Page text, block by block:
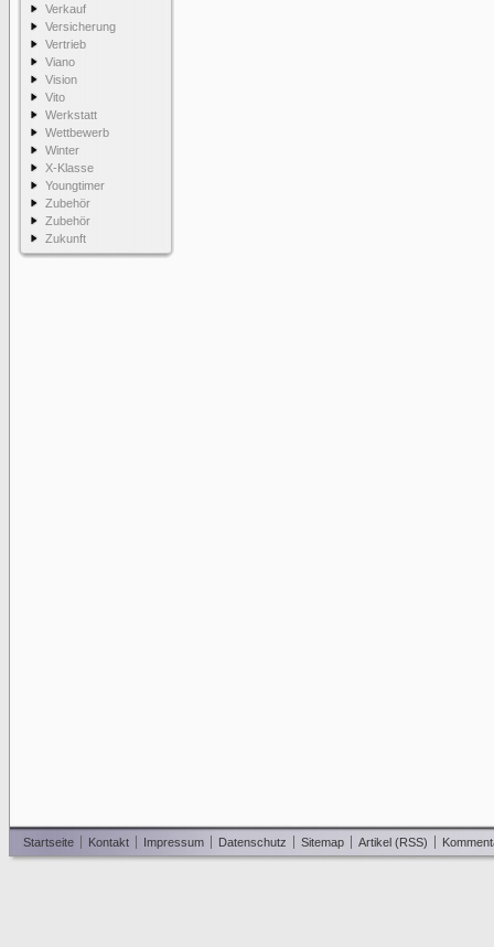
Verkauf
Versicherung
Vertrieb
Viano
Vision
Vito
Werkstatt
Wettbewerb
Winter
X-Klasse
Youngtimer
Zubehör
Zubehör
Zukunft
Startseite Kontakt Impressum Datenschutz Sitemap Artikel (RSS)